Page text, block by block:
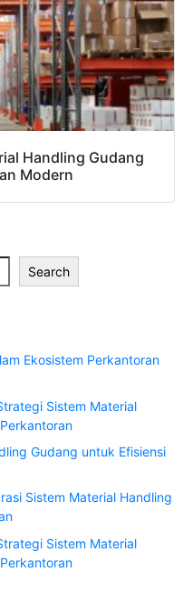
Handling Gudang
Modern
Search
Ekosistem Perkantoran
Sistem Material
Gudang untuk Efisiensi
Sistem Material Handling
Sistem Material